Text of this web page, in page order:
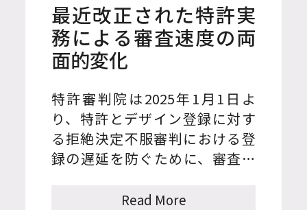
最近改正された特許実
務による審査速度の両
面的変化
特許審判院は2025年1月1日よ
り、特許とデザイン登録に対す
る拒絶決定不服審判における登
録の遅延を防ぐために、審査段
っているか、新しい拒絶理由が
Read More